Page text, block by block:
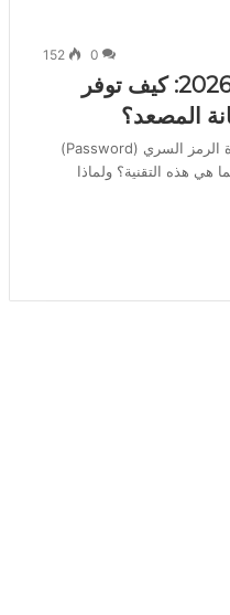
0
152
تشفير المصاعد في 2026: كيف توفر
برز مؤخرًا في مصر تريند أجهزة الرمز السري (Password)
هي هذه التقنية؟ ولماذا